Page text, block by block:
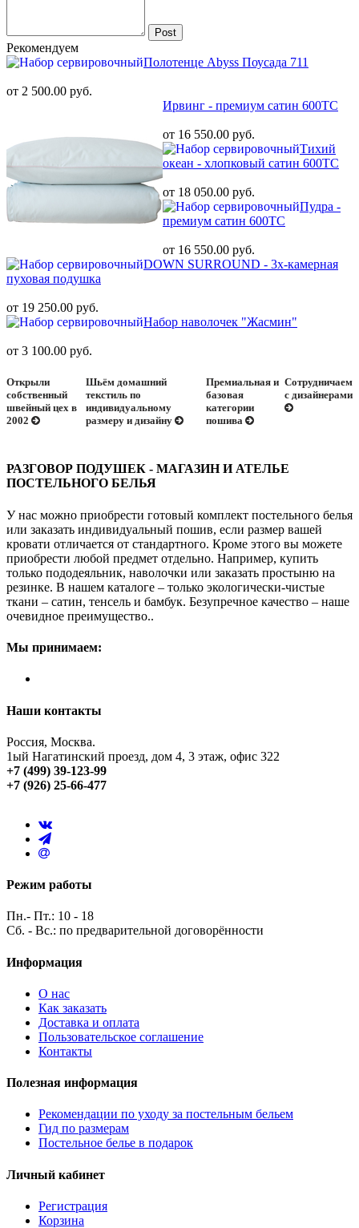
Post
Рекомендуем
Полотенце Abyss Поусада 711
от 2 500.00 руб.
Ирвинг - премиум сатин 600ТС
от 16 550.00 руб.
Тихий
океан - хлопковый сатин 600ТС
от 18 050.00 руб.
Пудра -
премиум сатин 600ТС
от 16 550.00 руб.
DOWN SURROUND - 3х-камерная
пуховая подушка
от 19 250.00 руб.
Набор наволочек "Жасмин"
от 3 100.00 руб.
Открыли
собственный
швейный цех в
2002
Шьём домашний
текстиль по
индивидуальному
размеру и дизайну
Премиальная и
базовая
категории
пошива
Сотрудничаем
с дизайнерами
РАЗГОВОР ПОДУШЕК - МАГАЗИН И АТЕЛЬЕ
ПОСТЕЛЬНОГО БЕЛЬЯ
У нас можно приобрести готовый комплект постельного белья
или заказать индивидуальный пошив, если размер вашей
кровати отличается от стандартного. Кроме этого вы можете
приобрести любой предмет отдельно. Например, купить
только пододеяльник, наволочки или заказать простыню на
резинке. В нашем каталоге – только экологически-чистые
ткани – сатин, тенсель и бамбук. Безупречное качество – наше
очевидное преимущество..
Мы принимаем:
Наши контакты
Россия, Москва.
1ый Нагатинский проезд, дом 4, 3 этаж, офис 322
+7 (499) 39-123-99
+7 (926) 25-66-477
Режим работы
Пн.- Пт.: 10 - 18
Сб. - Вс.: по предварительной договорённости
Информация
О нас
Как заказать
Доставка и оплата
Пользовательское соглашение
Контакты
Полезная информация
Рекомендации по уходу за постельным бельем
Гид по размерам
Постельное белье в подарок
Личный кабинет
Регистрация
Корзина